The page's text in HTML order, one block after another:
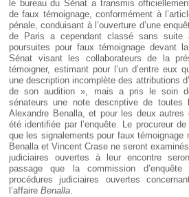
le bureau du Sénat a transmis
de faux témoignage, conformément à
pénale, conduisant à l’ouverture d’une
de Paris a cependant classé sans
poursuites pour faux témoignage devant
Sénat visant les collaborateurs de la
témoigner, estimant pour l’un d’entre eux
une description incomplète des attributions
de son audition », mais a pris le soin
sénateurs une note descriptive de toutes
Alexandre Benalla, et pour les deux autres
été identifiée par l’enquête. Le procureur
que les signalements pour faux témoignage
Benalla et Vincent Crase ne seront
judiciaires ouvertes à leur encontre
passage que la commission
procédures judiciaires ouvertes
l’affaire Benalla.